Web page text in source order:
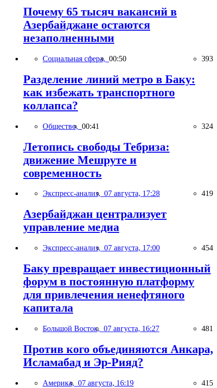
Почему 65 тысяч вакансий в
Азербайджане остаются
незаполненными
Социальная сфера, 00:50 393
Разделение линий метро в Баку:
как избежать транспортного
коллапса?
Общество, 00:41 324
Летопись свободы Тебриза:
движение Мешруте и
современность
Экспресс-анализ, 07 августа, 17:28 419
Азербайджан централизует
управление медиа
Экспресс-анализ, 07 августа, 17:00 454
Баку превращает инвестиционный
форум в постоянную платформу
для привлечения ненефтяного
капитала
Большой Восток, 07 августа, 16:27 481
Против кого объединяются Анкара,
Исламабад и Эр-Рияд?
Америка, 07 августа, 16:19 415